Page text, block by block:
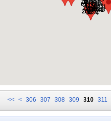
254
438
471
67113065
98
459
15
33
7928
222178
11
20218741
102
136
21
12
4
3
2
<< < 306 307 308 309 310 311